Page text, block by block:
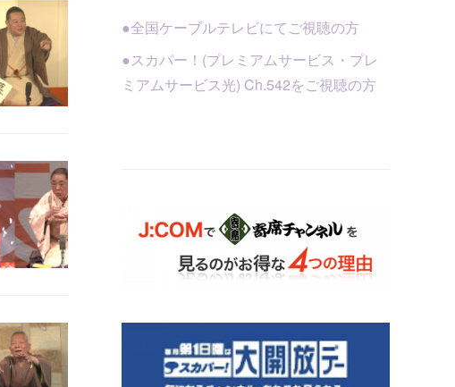
●全国ケーブルテレビにてご視聴の方
●スカパー！(プレミアムサービス・プレ
ミアムサービス光) Ch.542をご視聴の方